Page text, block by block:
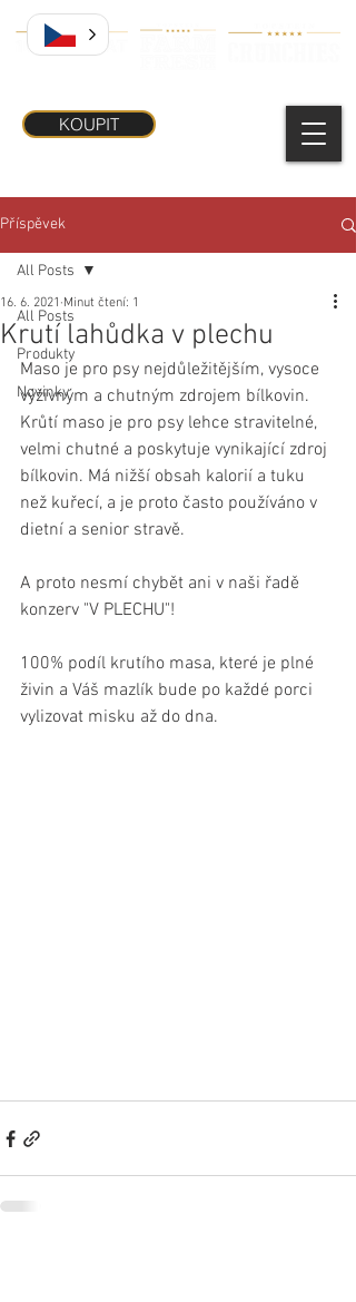
KOUPIT
Příspěvek
All Posts
Produkty
Novinky
All Posts
Krutí lahůdka v plechu
16. 6. 2021 Minut čtení: 1
Maso je pro psy nejdůležitějším, vysoce
výživným a chutným zdrojem bílkovin.
Krůtí maso je pro psy lehce stravitelné,
velmi chutné a poskytuje vynikající zdroj
bílkovin. Má nižší obsah kalorií a tuku
než kuřecí, a je proto často používáno v
dietní a senior stravě.
A proto nesmí chybět ani v naši řadě
konzerv "V PLECHU"!
100% podíl krutího masa, které je plné
živin a Váš mazlík bude po každé porci
vylizovat misku až do dna.